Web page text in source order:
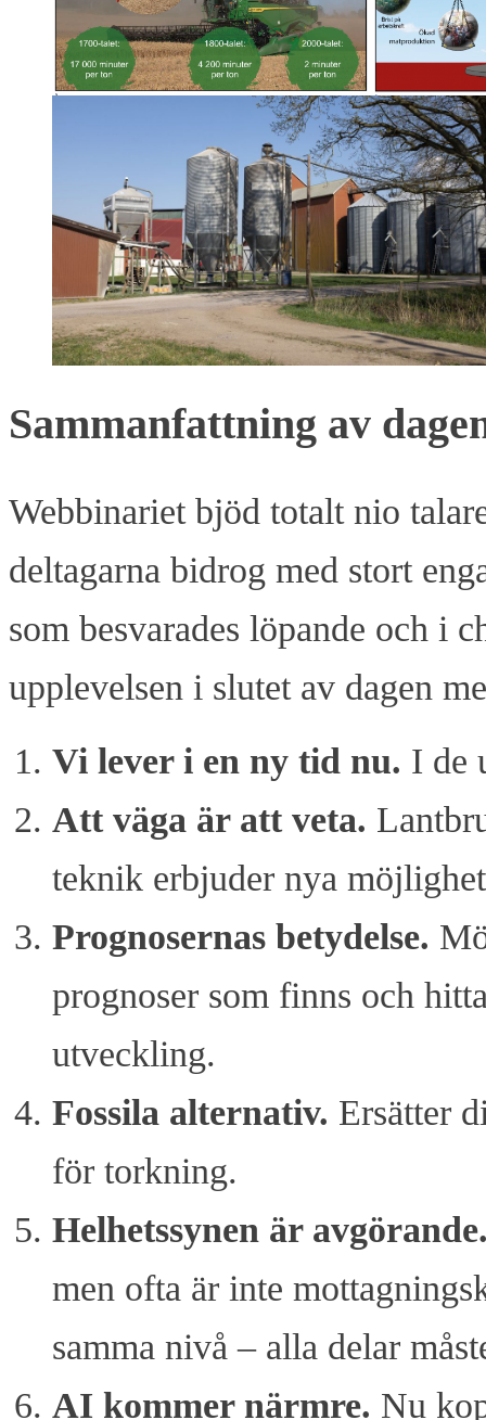
Sammanfattning av
Webbinariet bjöd totalt nio
deltagarna bidrog med stort
som besvarades löpande och i
upplevelsen i slutet av dagen
Vi lever i en ny tid nu. I de
Att väga är att veta.
teknik erbjuder nya
Prognosernas betydelse.
prognoser som finns och
utveckling.
Fossila alternativ. Ersätter
för torkning.
Helhetssynen är
men ofta är inte
samma nivå – alla delar
AI kommer närmre. Nu